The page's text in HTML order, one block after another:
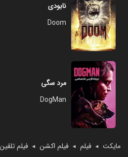
مایکت ◄ فیلم ◄ فیلم اکشن ◄ فیلم تلقین
نابودی
Doom
مرد سگی
DogMan